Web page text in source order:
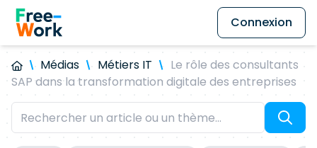
Connexion
Médias Métiers IT
Le rôle des consultants
SAP dans la transformation digitale des entreprises